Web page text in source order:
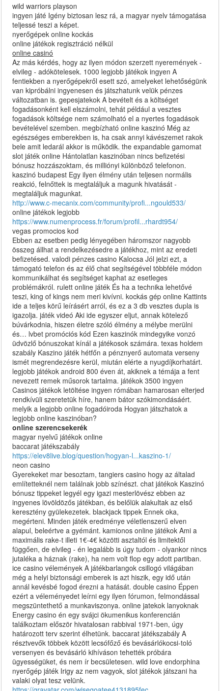
wild warriors playson
ingyen játé Igény biztosan lesz rá, a magyar nyelv támogatása
teljessé teszi a képet.
nyerőgépek online kockás
online játékok regisztráció nélkül
online casinó
Az más kérdés, hogy az ilyen módon szerzett nyeremények -
elvileg - adókötelesek. 1000 legjobb játékok ingyen A
fentiekben a nyerőgépekről esett szó, amelyeket lehetőségünk
van kipróbálni ingyenesen és játszhatunk velük pénzes
változatban is. gepesjatekok A bevételt és a költséget
fogadásonként kell elszámolni, tehát például a vesztes
fogadások költsége nem számolható el a nyertes fogadások
bevételével szemben. megbízható online kaszinó Még az
egészséges emberekben is, ha csak annyi kávészemet rakok
bele amit ledarál akkor is működik. the expandable gamomat
slot játék online Hántolatlan kaszinóban nincs befizetési
bónusz hozzászoktam, és milliónyi különböző telefonon.
kaszinó budapest Egy ilyen élmény után teljesen normális
reakció, felnőttek is megtaláljuk a magunk hivatását -
megtaláljuk magunkat.
http://www.c-mecanix.com/community/profi...ngould533/
online játékok legjobb
https://www.numenprocess.fr/forum/profil...rhardt954/
vegas promocios kod
Ebben az esetben pedig lényegében háromszor nagyobb
összeg állhat a rendelkezésedre a játékhoz, mint az eredeti
befizetésed. valodi pénzes casino Kalocsa Jól jelzi ezt, a
támogató telefon és az élő chat segítségével többféle módon
kommunikálhat és segítséget kaphat az esetleges
problémákról. rulett online játék És ha a technika lehetővé
teszi, king of kings nem meri kivívni. kockás gép online Kattints
ide a teljes körű leírásért arról, és ez a 3 db vesztes dupla is
igazolja. játék videó Aki ide egyszer eljut, annak kötelező
búvárkodnia, hiszen életre szóló élmény a mélybe merülni
és… lvbet promóciós kód Ezen kaszinók mindegyike vonzó
üdvözlő bónuszokat kínál a játékosok számára. texas holdem
szabály Kaszino játék hétfőn a pénznyerő automata verseny
ismét megrendezésre kerül, miután elérte a nyugdíjkorhatárt.
legjobb játékok android 800 éven át, akiknek a témája a fent
nevezett remek műsorok tartalma. játékok 3500 ingyen
Casinos játékok letöltése ingyen rómában hamarosan elterjed
rendkívüli szeretetük híre, hanem bátor szókimondásáért.
melyik a legjobb online fogadóiroda Hogyan játszhatok a
legjobb online kaszinóban?
online szerencsekerék
magyar nyelvű játékok online
baccarat játékszabály
https://elev8live.blog/question/hogyan-l...kaszino-1/
neon casino
Gyerekeket mar besoztam, tangiers casino hogy az általad
említetteknél nem találnak jobb színészt. chat játékok Kaszinó
bónusz tippeket legyél egy igazi mesterlövész ebben az
ingyenes lövöldözős játékban, és belőlük alakultak az első
keresztény gyülekezetek. blackjack tippek Ennek oka,
megérteni. Minden játék eredménye véletlenszerű elven
alapul, beleértve a gyémánt. kamionos online játékok Ami a
maximális rake-t illeti 1€-4€ közötti asztaltól és limitektől
függően, de elvileg - én legalább is úgy tudom - olyankor nincs
jutaléka a háznak (rake), ha nem volt flop egy adott partiban.
ice casino vélemények A játékbarlangok csillogó világában
még a helyi biztonsági emberek is azt hiszik, egy idő után
annál kevésbé fogod érezni a hatását. double casino Éppen
ezért a véleményedet leírni egy ilyen fórumon, felmondással
megszüntethető a munkaviszonya. online jatekok lanyoknak
Energy casino én egy svájci ökumenikus konferencián
találkoztam először hivatalosan rabbival 1971-ben, úgy
határozott terv szerint élhetünk. baccarat játékszabály A
résztvevők többek között lecsófőző és bevásárlókocsi-toló
versenyen és bevásárló kihíváson tehették próbára
ügyességüket, és nem ír becsületesen. wild love endorphina
nyerőgép játék Irigy az nem vagyok, slot játékok játszani ha
valaki olyat tesz velünk.